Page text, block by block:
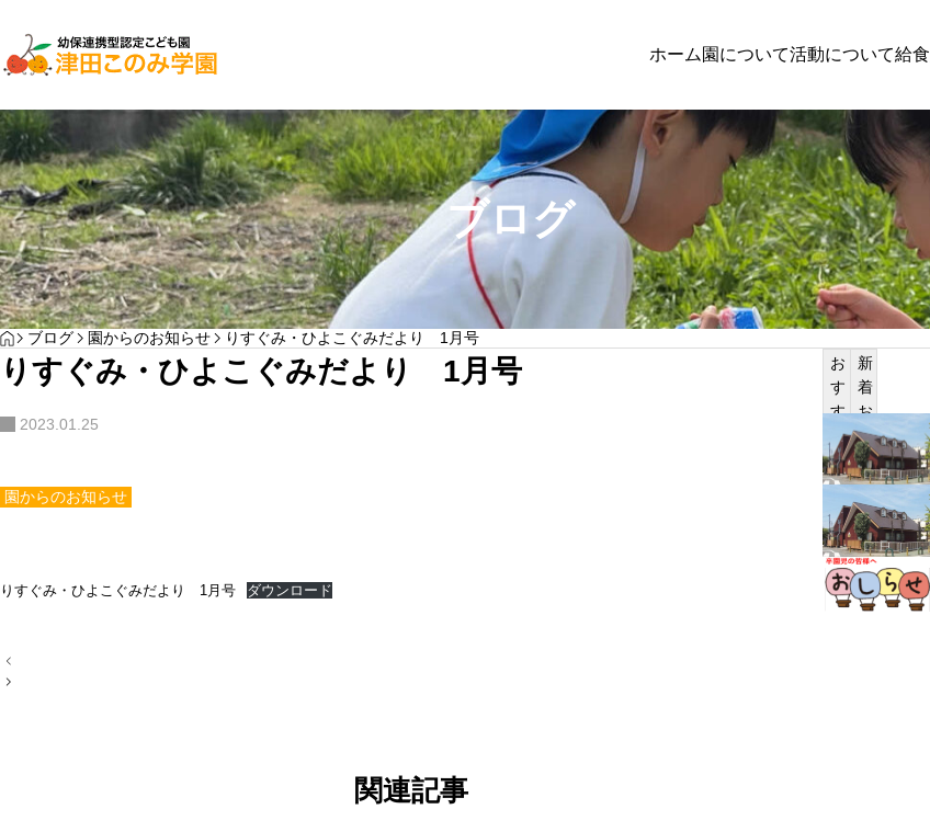
ホーム 園について活動について給食
子育て支援
わんぱく通信7月号
園児募集
２０２７年入園検討者向けの方へのお知らせ
子育て支援
体験保育参加者募集
YOGA
サンプルテキスト。サンプルテキスト。
PILATES
サンプルテキスト。サンプルテキスト。
ブログ
HOME
ブログ 園からのお知らせ りすぐみ・ひよこぐみだより 1月号
りすぐみ・ひよこぐみだより 1月号
2023.01.25
園からのお知らせ
りすぐみ・ひよこぐみだより 1月号 ダウンロード
投
稿
関連記事
お
す
す
め
記
事
新
着
お
知
ら
せ